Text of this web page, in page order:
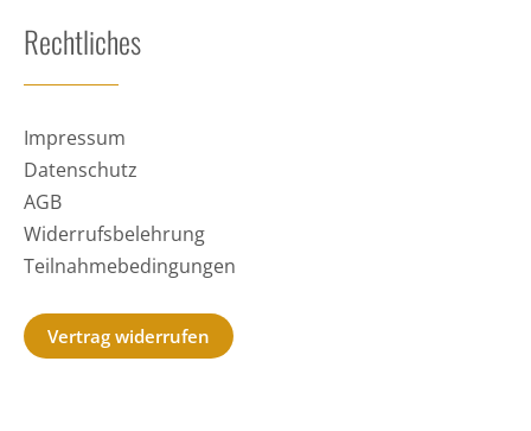
Rechtliches
Impressum
Datenschutz
AGB
Widerrufsbelehrung
Teilnahmebedingungen
Vertrag widerrufen